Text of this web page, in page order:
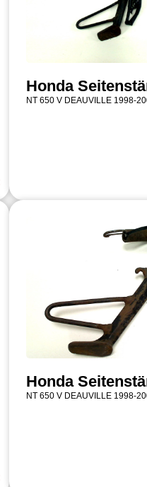
Honda
NT 650 V DEAUVILLE 1998-
Honda
NT 650 V DEAUVILLE 1998-